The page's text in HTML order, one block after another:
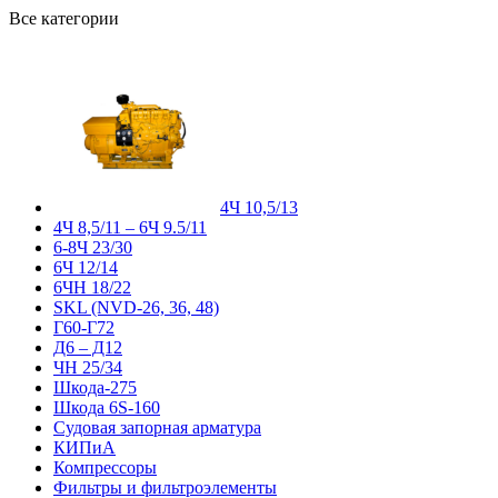
Все категории
4Ч 10,5/13
4Ч 8,5/11 – 6Ч 9.5/11
6-8Ч 23/30
6Ч 12/14
6ЧН 18/22
SKL (NVD-26, 36, 48)
Г60-Г72
Д6 – Д12
ЧН 25/34
Шкода-275
Шкода 6S-160
Судовая запорная арматура
КИПиА
Компрессоры
Фильтры и фильтроэлементы